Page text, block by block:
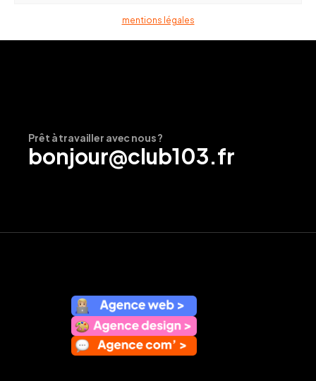
mentions légales
Prêt à travailler avec nous ?
bonjour@club103.fr